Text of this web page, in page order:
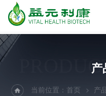
产
当前位置：首页 产